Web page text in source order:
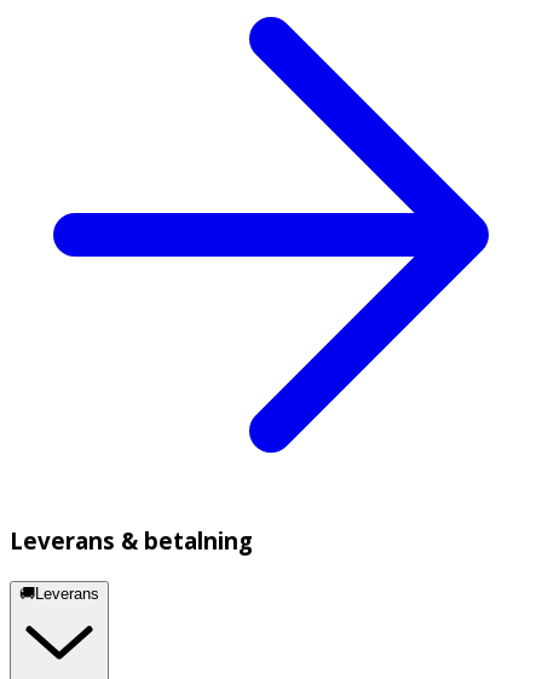
Leverans & betalning
🚚Leverans